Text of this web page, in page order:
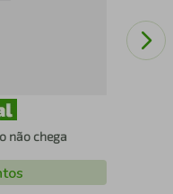
não chega